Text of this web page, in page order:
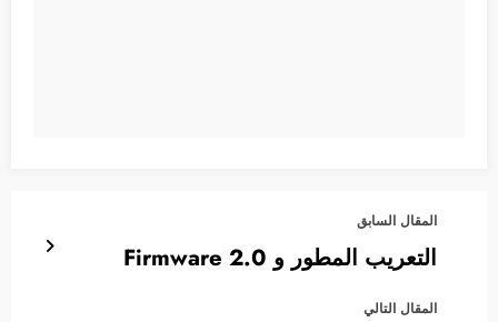
المقال السابق
التعريب المطور و Firmware 2.0
المقال التالي